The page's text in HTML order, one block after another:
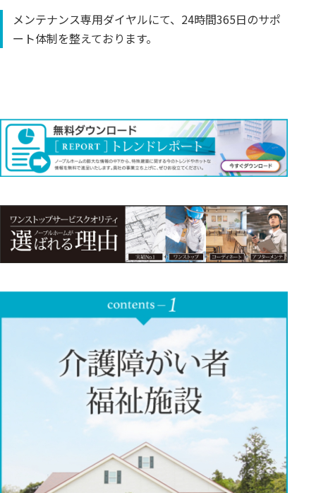
メンテナンス専用ダイヤルにて、24時間365日のサポ
ート体制を整えております。